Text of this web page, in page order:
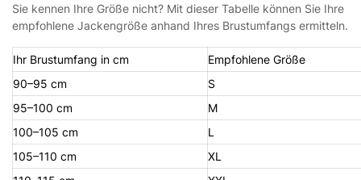
Sie kennen Ihre Größe nicht? Mit dieser Tabelle können Sie Ihre
empfohlene Jackengröße anhand Ihres Brustumfangs ermitteln.
Ihr Brustumfang in cm
Empfohlene Größe
90–95 cm
S
95–100 cm
M
100–105 cm
L
105–110 cm
XL